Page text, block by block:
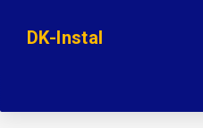
DK-Instal